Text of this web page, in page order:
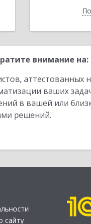
внимание на:
ваших
в вашей или
решений.
сайту